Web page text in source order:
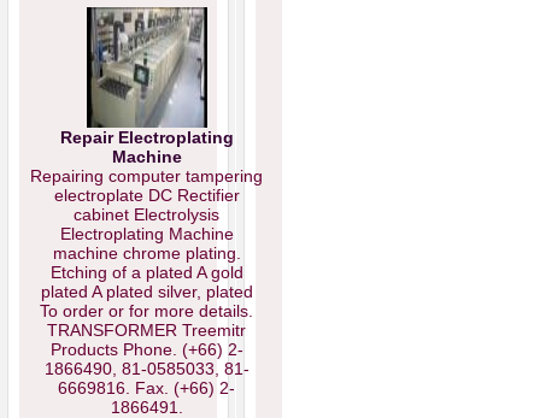
Repair Electroplating
Machine
Repairing computer tampering
electroplate DC Rectifier
cabinet Electrolysis
Electroplating Machine
machine chrome plating.
Etching of a plated A gold
plated A plated silver, plated
To order or for more details.
TRANSFORMER Treemitr
Products Phone. (+66) 2-
1866490, 81-0585033, 81-
6669816. Fax. (+66) 2-
1866491.